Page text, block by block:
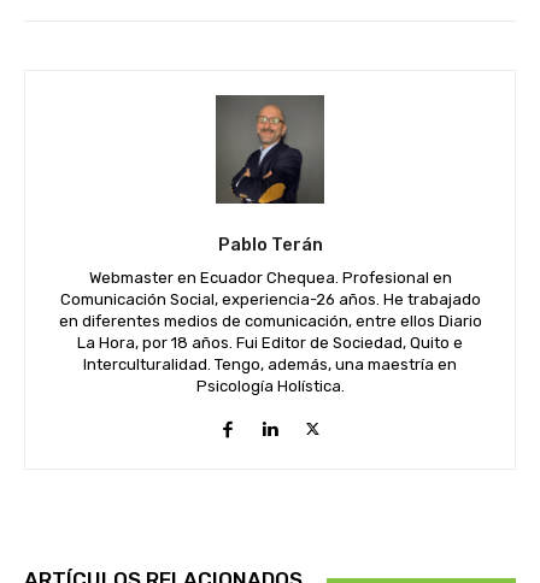
Pablo Terán
Webmaster en Ecuador Chequea. Profesional en
Comunicación Social, experiencia-26 años. He trabajado
en diferentes medios de comunicación, entre ellos Diario
La Hora, por 18 años. Fui Editor de Sociedad, Quito e
Interculturalidad. Tengo, además, una maestría en
Psicología Holística.